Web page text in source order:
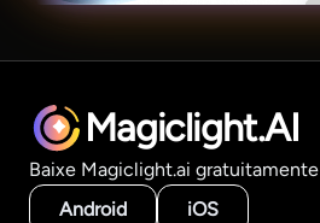
Magiclight.AI
Baixe Magiclight.ai gratuitamente
Android
iOS